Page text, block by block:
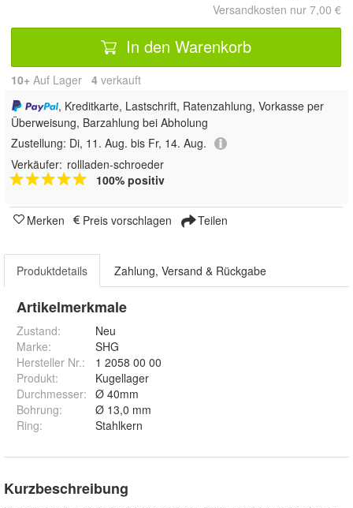
Versandkosten nur 7,00 €
In den Warenkorb
10+ Auf Lager 4 verkauft
, Kreditkarte, Lastschrift, Ratenzahlung, Vorkasse per
Überweisung, Barzahlung bei Abholung
Zustellung: Di, 11. Aug. bis Fr, 14. Aug.
Verkäufer: rollladen-schroeder
100% positiv
Merken Preis vorschlagen Teilen
Produktdetails Zahlung, Versand & Rückgabe
Artikelmerkmale
Zustand:
Neu
Marke:
SHG
Hersteller Nr.:
1 2058 00 00
Produkt:
Kugellager
Durchmesser: Ø 40mm
Bohrung:
Ø 13,0 mm
Ring: Stahlkern
Kurzbeschreibung